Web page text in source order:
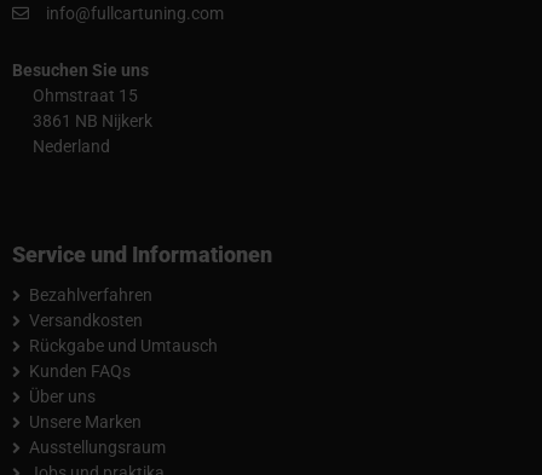
info@fullcartuning.com
Besuchen Sie uns
Ohmstraat 15
3861 NB Nijkerk
Nederland
Service und Informationen
Bezahlverfahren
Versandkosten
Rückgabe und Umtausch
Kunden FAQs
Über uns
Unsere Marken
Ausstellungsraum